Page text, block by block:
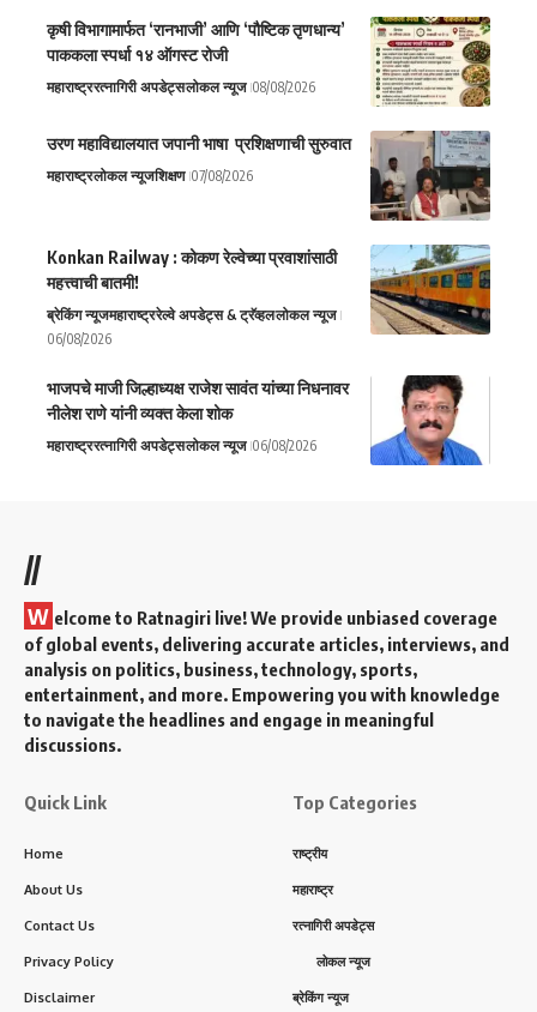
कृषी विभागामार्फत ‘रानभाजी’ आणि ‘पौष्टिक तृणधान्य’
पाककला स्पर्धा १४ ऑगस्ट रोजी
महाराष्ट्ररत्नागिरी अपडेट्सलोकल न्यूज 08/08/2026
उरण महाविद्यालयात जपानी भाषा प्रशिक्षणाची सुरुवात
महाराष्ट्रलोकल न्यूजशिक्षण 07/08/2026
Konkan Railway : कोकण रेल्वेच्या प्रवाशांसाठी
महत्त्वाची बातमी!
ब्रेकिंग न्यूजमहाराष्ट्ररेल्वे अपडेट्स & ट्रॅव्हललोकल न्यूज
06/08/2026
भाजपचे माजी जिल्हाध्यक्ष राजेश सावंत यांच्या निधनावर
नीलेश राणे यांनी व्यक्त केला शोक
महाराष्ट्ररत्नागिरी अपडेट्सलोकल न्यूज 06/08/2026
//
W elcome to Ratnagiri live! We provide unbiased coverage
of global events, delivering accurate articles, interviews, and
analysis on politics, business, technology, sports,
entertainment, and more. Empowering you with knowledge
to navigate the headlines and engage in meaningful
discussions.
Quick Link
Home
About Us
Contact Us
Privacy Policy
Disclaimer
Top Categories
राष्ट्रीय
महाराष्ट्र
रत्नागिरी अपडेट्स
लोकल न्यूज
ब्रेकिंग न्यूज